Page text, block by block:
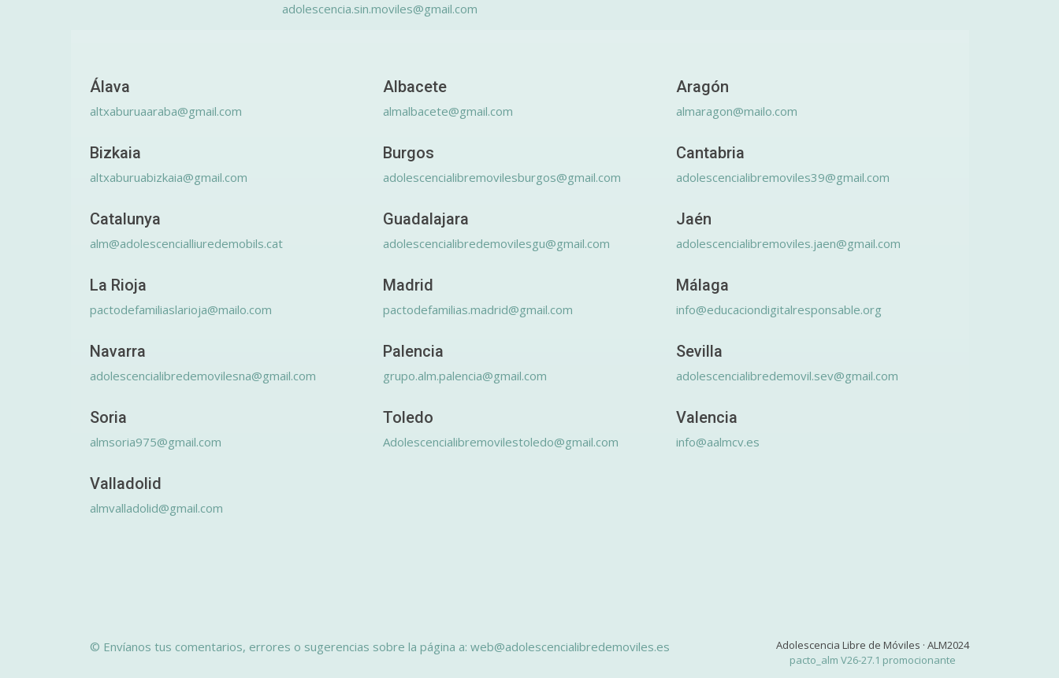
adolescencia.sin.moviles@gmail.com
Álava
altxaburuaaraba@gmail.com
Albacete
almalbacete@gmail.com
Aragón
almaragon@mailo.com
Bizkaia
altxaburuabizkaia@gmail.com
Burgos
adolescencialibremovilesburgos@gmail.com
Cantabria
adolescencialibremoviles39@gmail.com
Catalunya
alm@adolescencialliuredemobils.cat
Guadalajara
adolescencialibredemovilesgu@gmail.com
Jaén
adolescencialibremoviles.jaen@gmail.com
La Rioja
pactodefamiliaslarioja@mailo.com
Madrid
pactodefamilias.madrid@gmail.com
Málaga
info@educaciondigitalresponsable.org
Navarra
adolescencialibredemovilesna@gmail.com
Palencia
grupo.alm.palencia@gmail.com
Sevilla
adolescencialibredemovil.sev@gmail.com
Soria
almsoria975@gmail.com
Toledo
Adolescencialibremovilestoledo@gmail.com
Valencia
info@aalmcv.es
Valladolid
almvalladolid@gmail.com
© Envíanos tus comentarios, errores o sugerencias sobre la página a: web@adolescencialibredemoviles.es
Adolescencia Libre de Móviles · ALM2024
pacto_alm V26-27.1 promocionante